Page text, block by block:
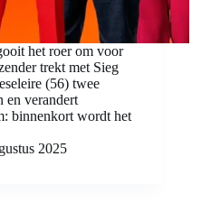
het roer om voor
trekt met Sieg
(56) twee
en verandert
binnenkort wordt het
2025